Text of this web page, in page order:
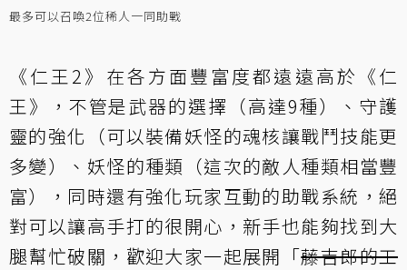
最多可以召喚2位稀人一同助戰
《仁王2》在各方面豐富度都遠遠高於《仁
王》，不管是武器的選擇（高達9種）、守護
靈的強化（可以裝備妖怪的魂核讓戰鬥技能更
多變）、妖怪的種類（這次的敵人種類相當豐
富），同時還有強化玩家互動的助戰系統，絕
對可以讓高手打的很開心，新手也能夠找到大
腿幫忙破關，歡迎大家一起展開「藤吉郎的工